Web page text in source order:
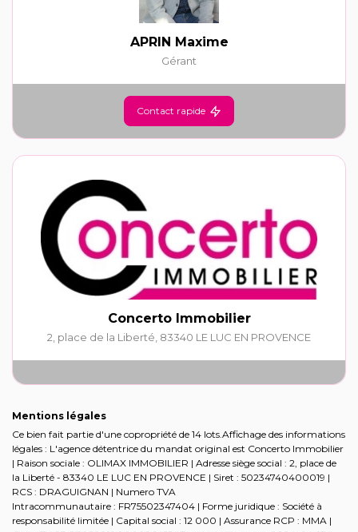
APRIN Maxime
Gérant
Contact rapide
Concerto Immobilier
2, place de la Liberté 83340 LE LUC EN PROVENCE
Mentions légales
Ce bien fait partie d'une copropriété de 14 lots.Affichage des informations
légales : L'agence détentrice du mandat original est Concerto Immobilier
| Raison sociale : OLIMAX IMMOBILIER | Adresse siège social : 2, place de
la Liberté - 83340 LE LUC EN PROVENCE | Siret : 50234740400019 |
RCS : DRAGUIGNAN | Numero TVA
Intracommunautaire : FR75502347404 | Forme juridique : Société à
responsabilité limitée | Capital social : 12 000 | Assurance RCP : MMA |